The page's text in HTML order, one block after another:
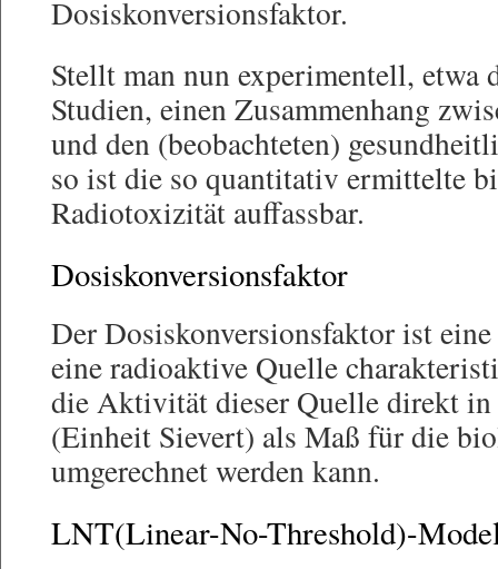
Dosiskonversionsfaktor.
Stellt man nun experimentell, etwa
Studien, einen Zusammenhang
und den (beobachteten)
so ist die so quantitativ ermittelte
Radiotoxizität auffassbar.
Dosiskonversionsfaktor
Der Dosiskonversionsfaktor ist
eine radioaktive Quelle
die Aktivität dieser Quelle direkt
(Einheit Sievert) als Maß für die
umgerechnet werden kann.
LNT(Linear-No-Threshold)-